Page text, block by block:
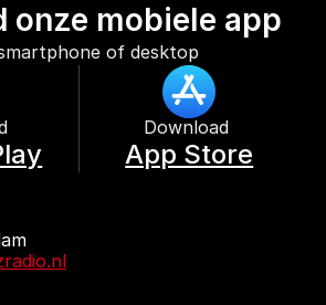
onze mobiele app
of desktop
Download
App Store